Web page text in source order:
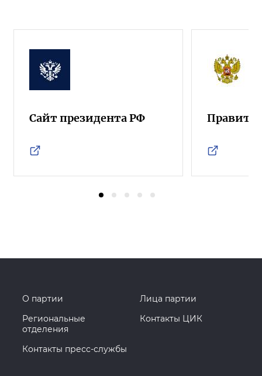
Сайт президента РФ
О партии
Лица партии
Региональные
отделения
Контакты ЦИК
Контакты пресс-службы